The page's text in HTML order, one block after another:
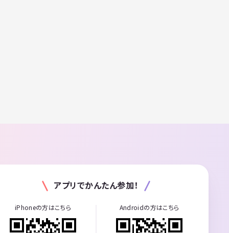
アプリでかんたん参加！
iPhoneの方はこちら Androidの方はこちら